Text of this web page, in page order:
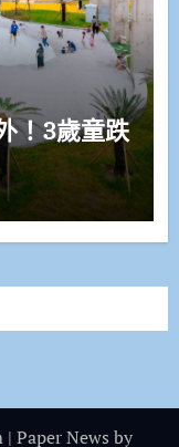
！3歲童跌
| Paper News by